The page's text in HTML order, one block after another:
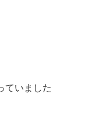
ていました